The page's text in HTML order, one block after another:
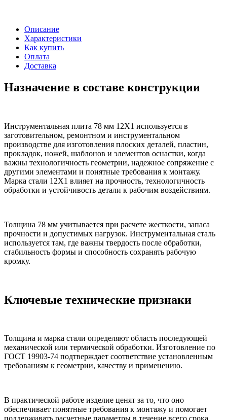
Описание
Характеристики
Как купить
Оплата
Доставка
Назначение в составе конструкции
Инструментальная плита 78 мм 12Х1 используется в
заготовительном, ремонтном и инструментальном
производстве для изготовления плоских деталей, пластин,
прокладок, ножей, шаблонов и элементов оснастки, когда
важны технологичность геометрии, надежное сопряжение с
другими элементами и понятные требования к монтажу.
Марка стали 12Х1 влияет на прочность, технологичность
обработки и устойчивость детали к рабочим воздействиям.
Толщина 78 мм учитывается при расчете жесткости, запаса
прочности и допустимых нагрузок. Инструментальная сталь
используется там, где важны твердость после обработки,
стабильность формы и способность сохранять рабочую
кромку.
Ключевые технические признаки
Толщина и марка стали определяют область последующей
механической или термической обработки. Изготовление по
ГОСТ 19903-74 подтверждает соответствие установленным
требованиям к геометрии, качеству и применению.
В практической работе изделие ценят за то, что оно
обеспечивает понятные требования к монтажу и помогает